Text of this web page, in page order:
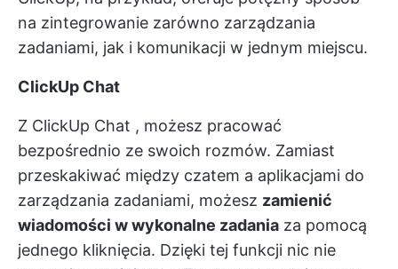
na zintegrowanie zarówno zarządzania
zadaniami, jak i komunikacji w jednym miejscu.
ClickUp Chat
Z ClickUp Chat , możesz pracować
bezpośrednio ze swoich rozmów. Zamiast
przeskakiwać między czatem a aplikacjami do
zarządzania zadaniami, możesz zamienić
wiadomości w wykonalne zadania za pomocą
jednego kliknięcia. Dzięki tej funkcji nic nie